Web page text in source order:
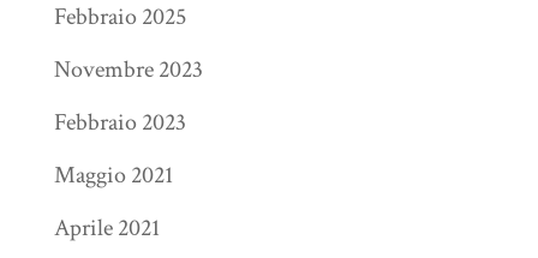
Febbraio 2025
Novembre 2023
Febbraio 2023
Maggio 2021
Aprile 2021